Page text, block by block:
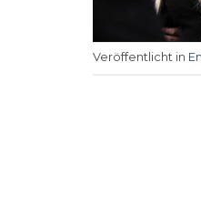
Veröffentlicht in